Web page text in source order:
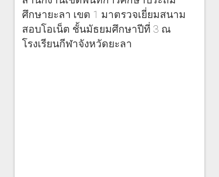
ศึกษายะลา เขต 1 มาตรวจเยี่ยมสนาม
สอบโอเน็ต ชั้นมัธยมศึกษาปีที่ 3 ณ
โรงเรียนกีฬาจังหวัดยะลา